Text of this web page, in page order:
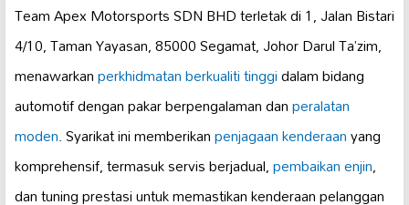
Team Apex Motorsports SDN BHD terletak di 1, Jalan Bistari
4/10, Taman Yayasan, 85000 Segamat, Johor Darul Ta’zim,
menawarkanperkhidmatan berkualiti tinggidalam bidang
automotif dengan pakar berpengalaman danperalatan
moden. Syarikat ini memberikanpenjagaan kenderaanyang
komprehensif, termasuk servis berjadual,pembaikan enjin,
dan tuning prestasi untuk memastikan kenderaan pelanggan